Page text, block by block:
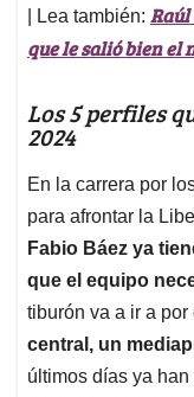
| Lea también: Raúl
que le salió bien el
Los 5 perfiles
2024
En la carrera por
para afrontar la
Fabio Báez ya
que el equipo
tiburón va a ir a por
central, un
últimos días ya